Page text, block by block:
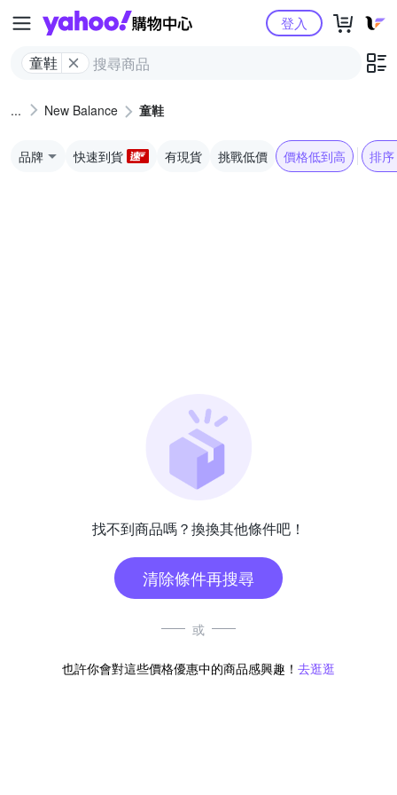
Yahoo購物中心
童鞋
登入
New Balance 童鞋
品牌 快速到貨 有現貨 挑戰低價 價格低到高 排序
找不到商品嗎？換換其他條件吧！
清除條件再搜尋
或
也許你會對這些價格優惠中的商品感興趣！ 去逛逛